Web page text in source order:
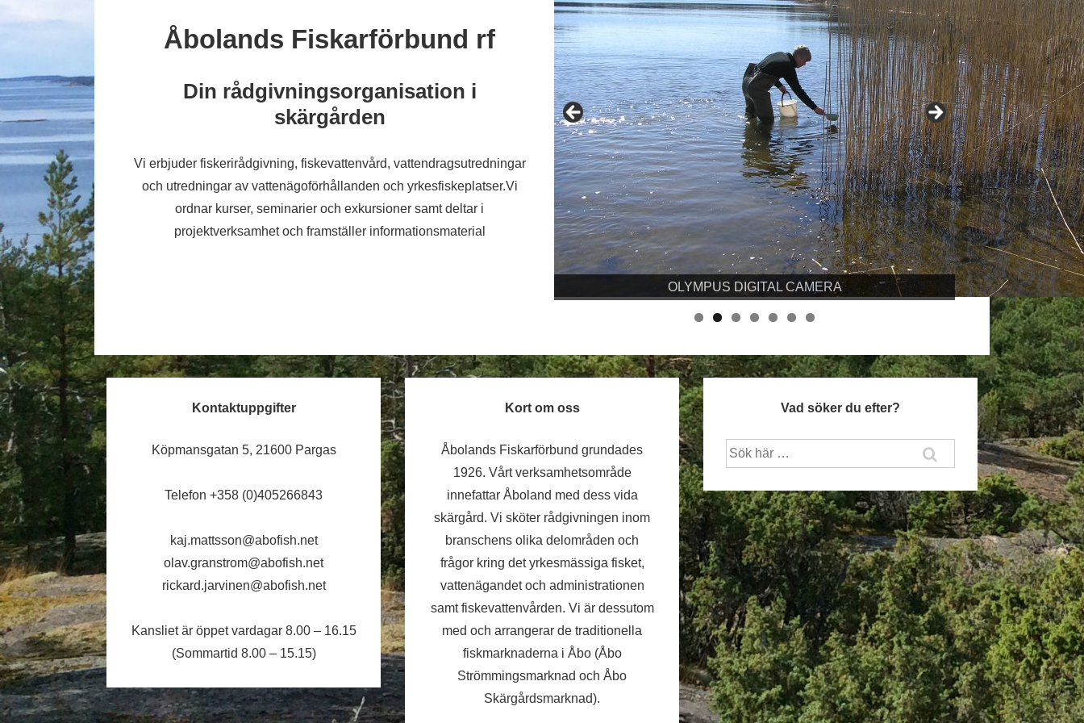
Åbolands Fiskarförbund rf
Din rådgivningsorganisation i
skärgården
Vi erbjuder fiskerirådgivning, fiskevattenvård, vattendragsutredningar
och utredningar av vattenägoförhållanden och yrkesfiskeplatser.Vi
ordnar kurser, seminarier och exkursioner samt deltar i
projektverksamhet och framställer informationsmaterial
OLYMPUS DIGITAL CAMERA
Kontaktuppgifter
Köpmansgatan 5, 21600 Pargas
Telefon +358 (0)405266843
kaj.mattsson@abofish.net
olav.granstrom@abofish.net
rickard.jarvinen@abofish.net
Kansliet är öppet vardagar 8.00 – 16.15
(Sommartid 8.00 – 15.15)
Kort om oss
Åbolands Fiskarförbund grundades
1926. Vårt verksamhetsområde
innefattar Åboland med dess vida
skärgård. Vi sköter rådgivningen inom
branschens olika delområden och
frågor kring det yrkesmässiga fisket,
vattenägandet och administrationen
samt fiskevattenvården. Vi är dessutom
med och arrangerar de traditionella
fiskmarknaderna i Åbo (Åbo
Strömmingsmarknad och Åbo
Skärgårdsmarknad).
Vad söker du efter?
efter: